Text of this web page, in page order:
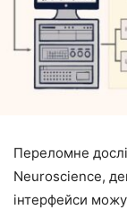
Переломне
Neuroscience,
інтерфейси